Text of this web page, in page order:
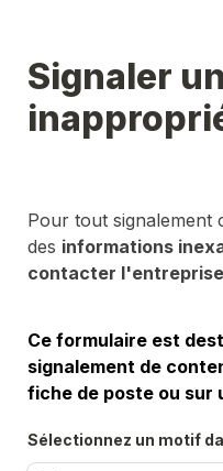
Signaler
Pour tout signalement
des informations
contacter
Ce formulaire est
signalement de
fiche de poste ou sur
Sélectionnez un motif